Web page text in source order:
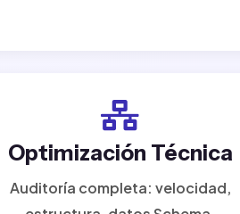
Optimización Técnica
Auditoría completa: velocidad,